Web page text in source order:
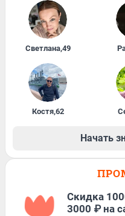
Светлана,49
Костя,62
Начать
Скидка
3000 ₽ на